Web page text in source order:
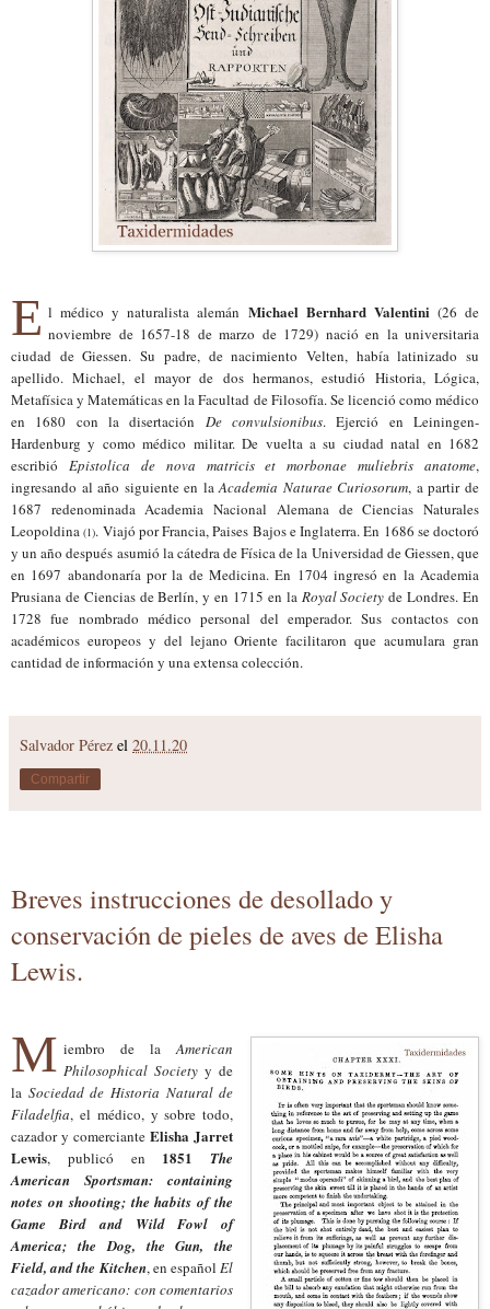
E l médico y naturalista alemán Michael Bernhard Valentini(26 de
noviembre de 1657-18 de marzo de 1729) nació en la universitaria
ciudad de Giessen. Su padre, de nacimiento Velten, había latinizado su
apellido. Michael, el mayor de dos hermanos, estudió Historia, Lógica,
Metafísica y Matemáticas en la Facultad de Filosofía. Se licenció como médico
en 1680 con la disertación De convulsionibus. Ejerció en Leiningen-
Hardenburg y como médico militar. De vuelta a su ciudad natal en 1682
escribió Epistolica de nova matricis et morbonae muliebris anatome,
ingresando al año siguiente en laAcademia Naturae Curiosorum, a partir de
1687 redenominada Academia Nacional Alemana de Ciencias Naturales
Leopoldina(1). Viajó por Francia, Paises Bajos e Inglaterra. En 1686 se doctoró
y un año después asumió la cátedra de Física de la Universidad de Giessen, que
en 1697 abandonaría por la de Medicina. En 1704 ingresó en la Academia
Prusiana de Ciencias de Berlín, y en 1715 en la Royal Society de Londres. En
1728 fue nombrado médico personal del emperador. Sus contactos con
académicos europeos y del lejano Oriente facilitaron que acumulara gran
cantidad de información y una extensa colección.
Salvador Pérez el 20.11.20
Compartir
Breves instrucciones de desollado y
conservación de pieles de aves de Elisha
Lewis.
M iembro de laAmerican
Philosophical Society y de
la Sociedad de Historia Natural de
Filadelfia, el médico, y sobre todo,
cazador y comercianteElisha Jarret
Lewis, publicó en 1851
The
American Sportsman: containing
notes on shooting; the habits of the
Game Bird and Wild Fowl of
America; the Dog, the Gun, the
Field, and the Kitchen, en españolEl
cazador americano: con comentarios